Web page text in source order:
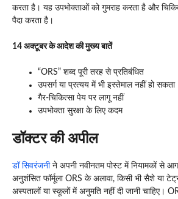
करता है। यह उपभोक्ताओं को गुमराह करता है और
पैदा करता है।
14 अक्टूबर के आदेश की मुख्य बातें
“ORS” शब्द पूरी तरह से प्रतिबंधित
उपसर्ग या प्रत्यय में भी इस्तेमाल नहीं हो सकता
गैर-चिकित्सा पेय पर लागू नहीं
उपभोक्ता सुरक्षा के लिए कदम
डॉक्टर की अपील
डॉ सिवरंजनीने अपनी नवीनतम पोस्ट में नियामकों से
अनुशंसित फॉर्मूला ORS के अलावा, किसी भी सैशे या
अस्पतालों या स्कूलों में अनुमति नहीं दी जानी चाहिए।